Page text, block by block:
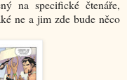
na specifické čtenáře,
ne a jim zde bude něco